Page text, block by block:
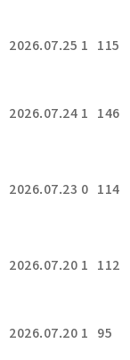
2026.07.25 1 115
2026.07.24 1 146
2026.07.23 0 114
2026.07.20 1 112
2026.07.20 1 95